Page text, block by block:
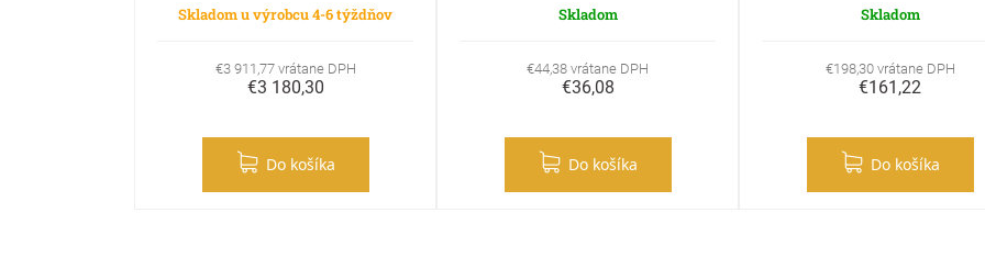
Skladom u výrobcu 4-6 týždňov
€3 911,77 vrátane DPH
€3 180,30
Do košíka
Skladom
€44,38 vrátane DPH
€36,08
Do košíka
Skladom
€198,30 vrátane DPH
€161,22
Do košíka